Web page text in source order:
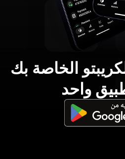
الخاصة بك
واحد